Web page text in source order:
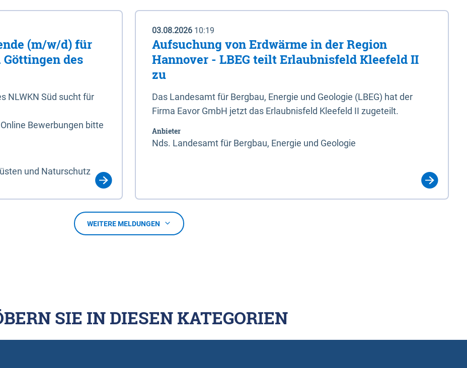
(m/w/d) für
des
NLWKN Süd sucht für
Bewerbungen bitte
und Naturschutz
03.08.2026 10:19
Aufsuchung von Erdwärme in der Region
Hannover - LBEG teilt Erlaubnisfeld Kleefeld II
zu
Das Landesamt für Bergbau, Energie und Geologie (LBEG) hat der
Firma Eavor GmbH jetzt das Erlaubnisfeld Kleefeld II zugeteilt.
Anbieter
Nds. Landesamt für Bergbau, Energie und Geologie
WEITERE MELDUNGEN
SIE IN DIESEN KATEGORIEN